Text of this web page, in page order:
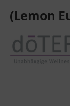
(Lemon